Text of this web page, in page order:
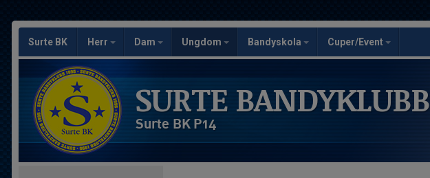
Surte BK Herr Dam Ungdom Bandyskola Cuper/Event
SURTE BANDYKLUBB
Surte BK P14